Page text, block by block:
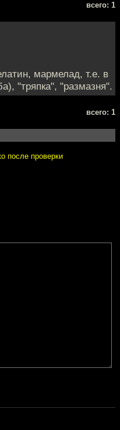
всего: 1
мармелад, т.е. в
"тряпка", "размазня".
всего: 1
после проверки